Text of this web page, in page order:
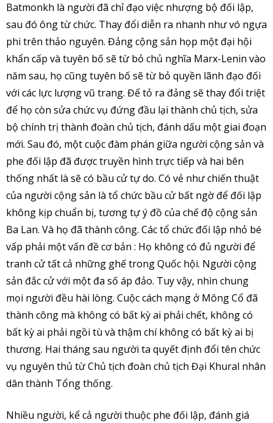
Batmonkh là người đã chỉ đạo việc nhượng bộ đối lập,
sau đó ông từ chức. Thay đổi diễn ra nhanh như vó ngựa
phi trên thảo nguyên. Đảng cộng sản họp một đại hội
khẩn cấp và tuyên bố sẽ từ bỏ chủ nghĩa Marx-Lenin vào
năm sau, họ cũng tuyên bố sẽ từ bỏ quyền lãnh đạo đối
với các lực lượng vũ trang. Để tỏ ra đảng sẽ thay đổi triệt
để họ còn sửa chức vụ đứng đầu lại thành chủ tịch, sửa
bộ chính trị thành đoàn chủ tịch, đánh dấu một giai đoạn
mới. Sau đó, một cuộc đàm phán giữa người cộng sản và
phe đối lập đã được truyền hình trực tiếp và hai bên
thống nhất là sẽ có bầu cử tự do. Có vẻ như chiến thuật
của người cộng sản là tổ chức bầu cử bất ngờ để đối lập
không kịp chuẩn bị, tương tự ý đồ của chế độ cộng sản
Ba Lan. Và họ đã thành công. Các tổ chức đối lập nhỏ bé
vấp phải một vấn đề cơ bản : Họ không có đủ người để
tranh cử tất cả những ghế trong Quốc hội. Người cộng
sản đắc cử với một đa số áp đảo. Tuy vậy, nhìn chung
mọi người đều hài lòng. Cuộc cách mạng ở Mông Cổ đã
thành công mà không có bất kỳ ai phải chết, không có
bất kỳ ai phải ngồi tù và thậm chí không có bất kỳ ai bị
thương. Hai tháng sau người ta quyết định đổi tên chức
vụ nguyên thủ từ Chủ tịch đoàn chủ tịch Đại Khural nhân
dân thành Tổng thống.
Nhiều người, kể cả người thuộc phe đối lập, đánh giá